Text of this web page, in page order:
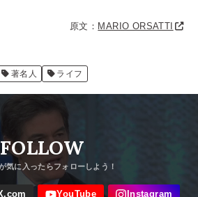
原文： MARIO ORSATTI
著名人 ライフ
FOLLOW